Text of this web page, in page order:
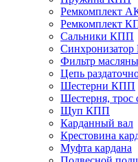
Ремкомплект
Ремкомплект
Сальники КПП
Фильтр
Цепь
Шестерни КПП
Шестерня, трос
Щуп КПП
Карданный вал
Крестовина
Муфта кардана